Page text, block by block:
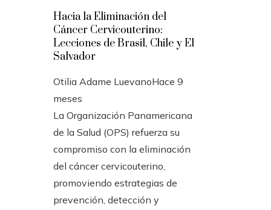
Hacia la Eliminación del
Cáncer Cervicouterino:
Lecciones de Brasil, Chile y El
Salvador
Otilia Adame LuevanoHace 9
meses
La Organización Panamericana
de la Salud (OPS) refuerza su
compromiso con la eliminación
del cáncer cervicouterino,
promoviendo estrategias de
prevención, detección y